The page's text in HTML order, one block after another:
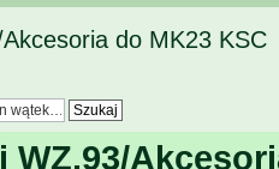
do MK23 KSC
WZ.93/